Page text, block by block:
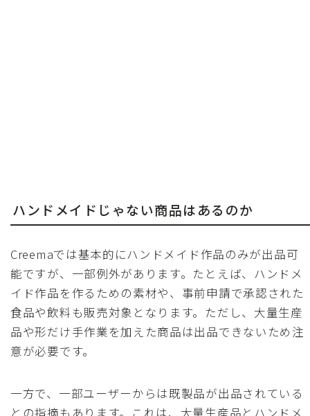
ハンドメイドじゃない商品はあるのか
Creemaでは基本的にハンドメイド作品のみが出品可
能ですが、一部例外があります。たとえば、ハンドメ
イド作品を作るための素材や、事前申請で承認された
食品や飲料も販売対象となります。ただし、大量生産
品や形だけ手作業を加えた商品は出品できないため注
意が必要です。
一方で、一部ユーザーからは既製品が出品されている
との指摘もあります。これは、大量生産品とハンドメ